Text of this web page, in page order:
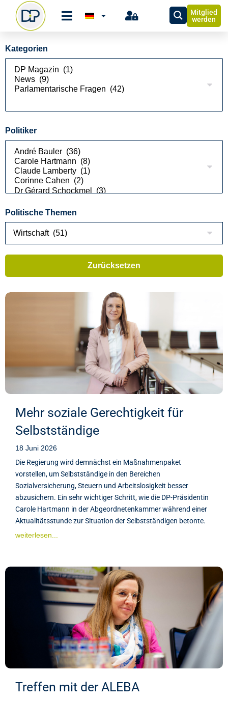
Mitglied
werden
Kategorien
Politiker
Politische Themen
Mehr soziale Gerechtigkeit für
Selbstständige
18 Juni 2026
Die Regierung wird demnächst ein Maßnahmenpaket
vorstellen, um Selbstständige in den Bereichen
Sozialversicherung, Steuern und Arbeitslosigkeit besser
abzusichern. Ein sehr wichtiger Schritt, wie die DP-Präsidentin
Carole Hartmann in der Abgeordnetenkammer während einer
Aktualitätsstunde zur Situation der Selbstständigen betonte.
weiterlesen...
Treffen mit der ALEBA